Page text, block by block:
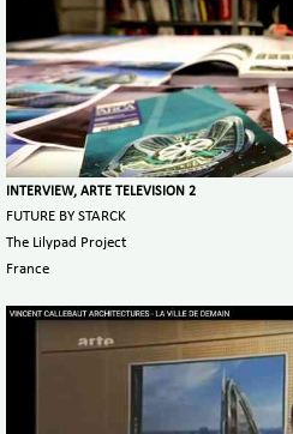
INTERVIEW, ARTE TELEVISION 2
FUTURE BY STARCK
The Lilypad Project
France